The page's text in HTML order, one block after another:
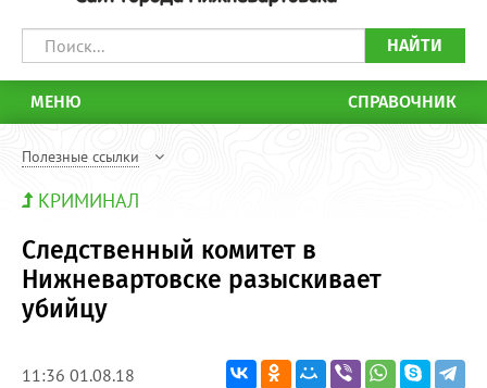
НАЙТИ
МЕНЮ СПРАВОЧНИК
Полезные ссылки
КРИМИНАЛ
Следственный комитет в
Нижневартовске разыскивает
убийцу
11:36 01.08.18